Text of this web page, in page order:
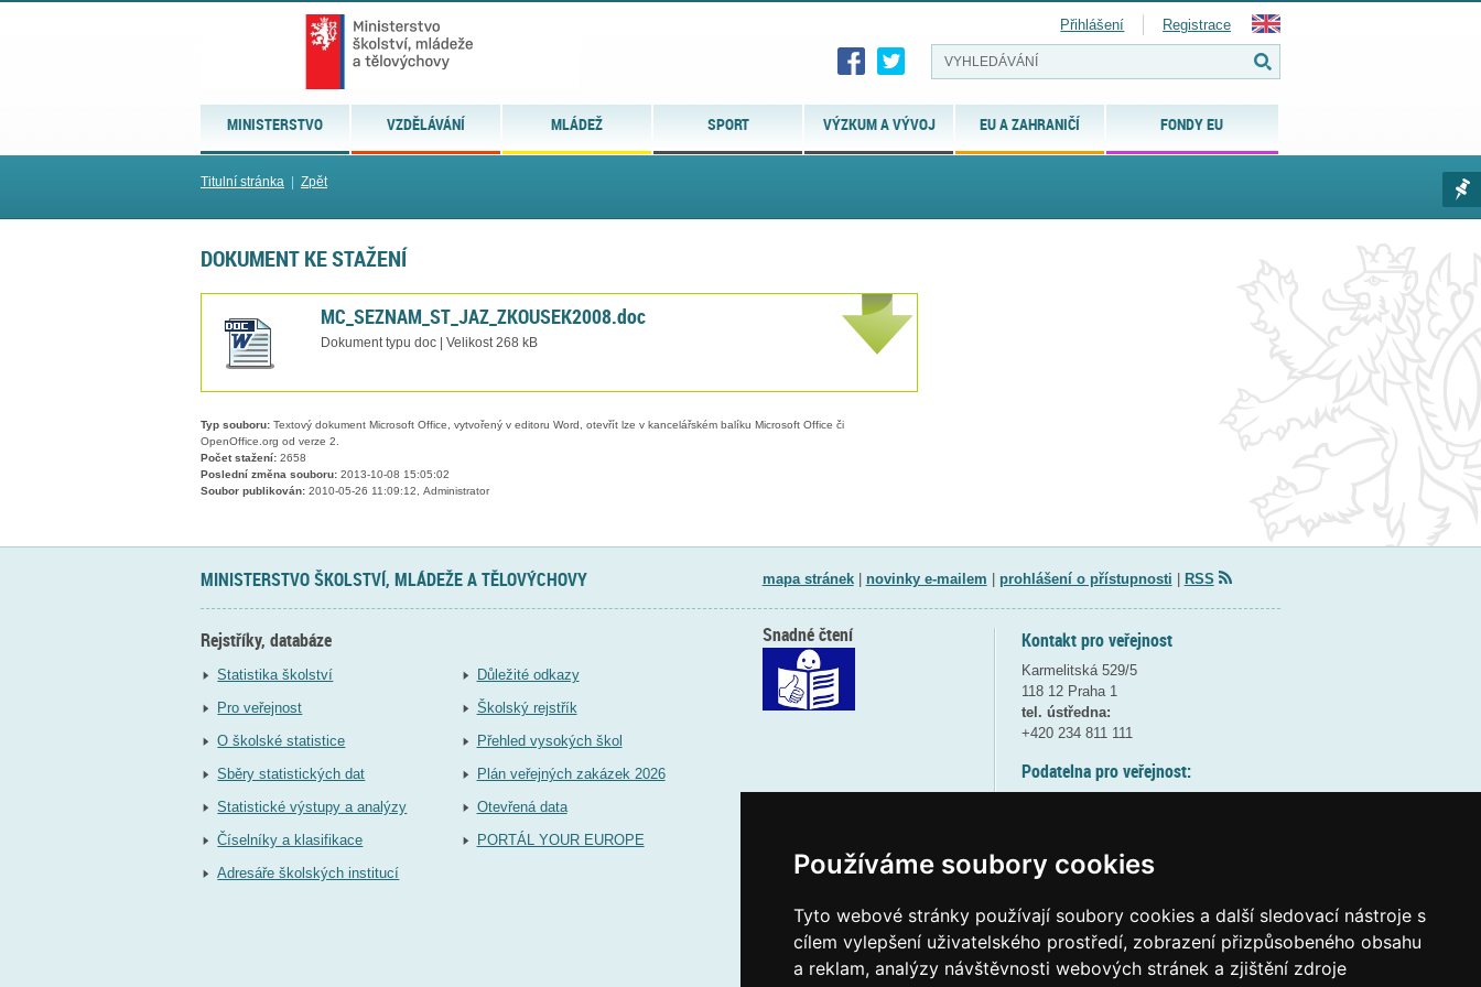
Používáme soubory cookies
Tyto webové stránky používají soubory cookies a další sledovací nástroje s
cílem vylepšení uživatelského prostředí, zobrazení přizpůsobeného obsahu
a reklam, analýzy návštěvnosti webových stránek a zjištění zdroje
MINISTERSTVO VZDĚLÁVÁNÍ MLÁDEŽ SPORT VÝZKUM A VÝVOJ EU A ZAHRANIČÍ FONDY EU
Přihlášení Registrace
Titulní stránka Zpět
DOKUMENT KE STAŽENÍ
MC_SEZNAM_ST_JAZ_ZKOUSEK2008.doc
Dokument typu doc | Velikost 268 kB
Typ souboru: Textový dokument Microsoft Office, vytvořený v editoru Word, otevřít lze v kancelářském balíku Microsoft Office či
OpenOffice.org od verze 2.
Počet stažení: 2658
Poslední změna souboru: 2013-10-08 15:05:02
Soubor publikován: 2010-05-26 11:09:12, Administrator
MINISTERSTVO ŠKOLSTVÍ, MLÁDEŽE A TĚLOVÝCHOVY mapa stránek| novinky e-mailem prohlášení o přístupnosti RSS
Rejstříky, databáze
Statistika školství
Pro veřejnost
O školské statistice
Sběry statistických dat
Statistické výstupy a analýzy
Číselníky a klasifikace
Adresáře školských institucí
Důležité odkazy
Školský rejstřík
Přehled vysokých škol
Plán veřejných zakázek 2026
Otevřená data
PORTÁL YOUR EUROPE
Kontakt pro veřejnost
Karmelitská 529/5
118 12 Praha 1
tel. ústředna:
+420 234 811 111
Podatelna pro veřejnost:
(více informací
Elektronická podatelna:
posta@msmtgov cz
Snadné čtení